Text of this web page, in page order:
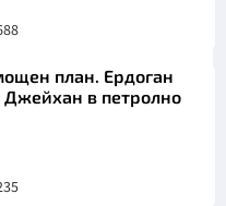
план. Ердоган
в петролно